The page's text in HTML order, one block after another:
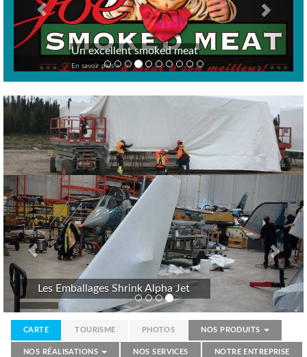
Un excellent smoked meat
En savoir plus >
Les Emballages Shrink Alpha Jet
Previous
CARTE TOURISME PHOTOS NOS PRODUITS
NOS RÉALISATIONS NOS SERVICES NOTRE ENTREPRISE